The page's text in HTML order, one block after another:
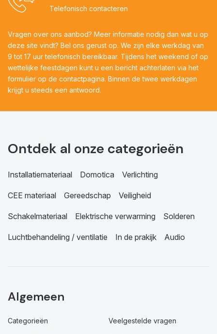
Telefonisch contacteren
Vragen over ons aanbod? Meer informatie nodig dan wat u op
deze site vindt? Bel ons gerust op. We zijn elke werkdag van
9 tot 17 uur telefonisch bereikbaar. Tijdens het weekend of op
wettelijke feestdagen kunt u een bericht achterlaten via het
formulier op de contactpagina. Binnen de twee werkdagen
krijgt u steeds een antwoord.
Ontdek al onze categorieën
Installatiemateriaal Domotica Verlichting
CEE materiaal Gereedschap Veiligheid
Schakelmateriaal Elektrische verwarming Solderen
Luchtbehandeling / ventilatie In de prakijk Audio
Algemeen
Categorieën Veelgestelde vragen